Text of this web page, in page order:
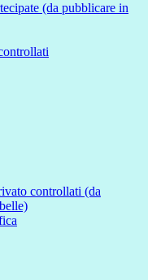
(da pubblicare in
controllati (da